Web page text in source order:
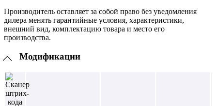
Производитель оставляет за собой право без уведомления
дилера менять гарантийные условия, характеристики,
внешний вид, комплектацию товара и место его
производства.
Модификации